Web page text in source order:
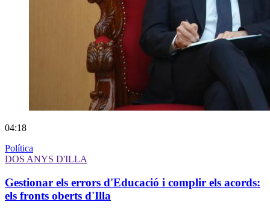
04:18
Política
DOS ANYS D'ILLA
Gestionar els errors d'Educació i complir els acords:
els fronts oberts d'Illa